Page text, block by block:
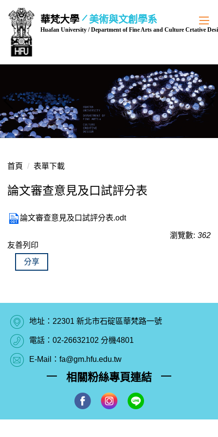
到
要
內
容
華梵大學 美術與文創學系
Huafan University / Department of Fine Arts and Culture Crtative
首頁 表單下載
論文審查意見及口試評分表
論文審查意見及口試評分表.odt
瀏覽數: 362
友善列印
分享
地址：22301 新北市石碇區華梵路一號
電話：02-26632102 分機4801
E-Mail：fa@gm.hfu.edu.tw
相關粉絲專頁連結